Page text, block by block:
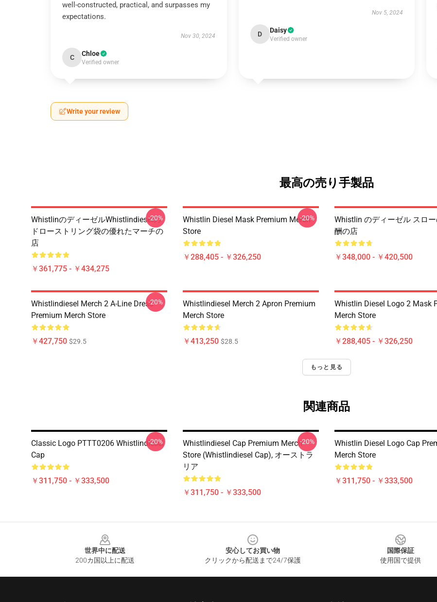
well-constructed, practical, and surpasses my
expectations.
Nov 30, 2024
C Chloe
Verified owner
Nov 5, 2024
D Daisy
Verified owner
Write your review
最高の売り手製品
WhistlinのディーゼルWhistlindieselの
ドローストリング袋の優れたマーチの
店
￥361,775 - ￥434,275
-20%
Whistlin Diesel Mask Premium Merch
Store
￥288,405 - ￥326,250
-20%
Whistlin のディーゼル スロ
酬の店
￥348,000 - ￥420,500
Whistlindiesel Merch 2 A-Line Dress
Premium Merch Store
￥427,750 $29.5
-20%
Whistlindiesel Merch 2 Apron Premium
Merch Store
￥413,250 $28.5
Whistlin Diesel Logo 2 Mask
Merch Store
￥288,405 - ￥326,250
もっと見る
関連商品
Classic Logo PTTT0206 Whistlindiesel
Cap
￥311,750 - ￥333,500
-20%
Whistlindiesel Cap Premium Merch
Store (Whistlindiesel Cap), オーストラ
リア
￥311,750 - ￥333,500
-20%
Whistlin Diesel Logo Cap
Merch Store
￥311,750 - ￥333,500
世界中に配送
200カ国以上に配送
安心してお買い物
クリックから配送まで24/7保護
国際保証
使用国で提供